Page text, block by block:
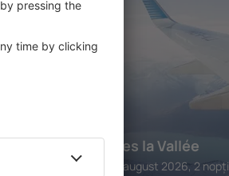
SALBRIS
Chambres la Vallée
Salbris, 07 august 2026, 2 nopți